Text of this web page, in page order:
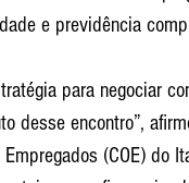
e previdência
para negociar
desse encontro”,
(COE) do